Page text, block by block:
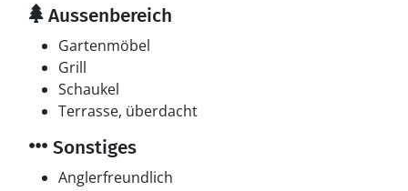
Aussenbereich
Gartenmöbel
Grill
Schaukel
Terrasse, überdacht
Sonstiges
Anglerfreundlich